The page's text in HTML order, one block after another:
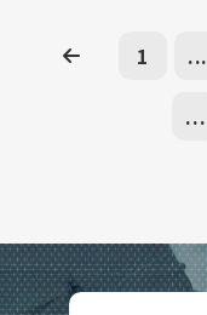
1 ...
...